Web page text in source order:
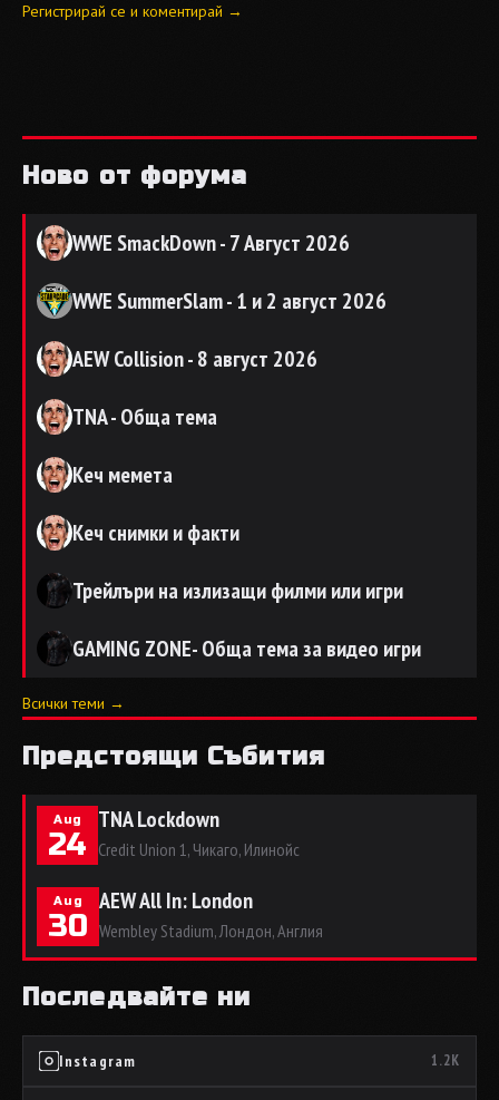
Регистрирай се и коментирай →
Ново от форума
WWE SmackDown - 7 Август 2026
WWE SummerSlam - 1 и 2 август 2026
AEW Collision - 8 август 2026
TNA - Обща тема
Кеч мемета
Кеч снимки и факти
Трейлъри на излизащи филми или игри
GAMING ZONE- Обща тема за видео игри
Всички теми →
Предстоящи Събития
Aug
24
TNA Lockdown
Credit Union 1, Чикаго, Илинойс
Aug
30
AEW All In: London
Wembley Stadium, Лондон, Англия
Последвайте ни
Instagram 1.2K